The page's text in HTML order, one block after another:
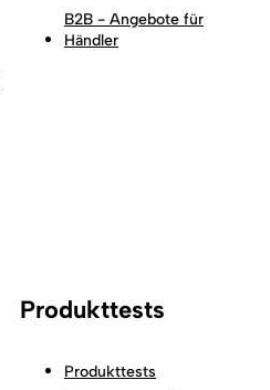
B2B - Angebote für
Händler
Produkttests
Produkttests